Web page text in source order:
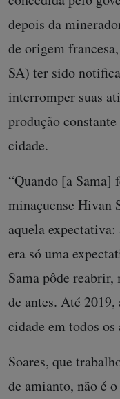
depois da
de origem
SA) ter sido
interromper suas
produção
cidade.
“Quando [a Sama]
minaçuense Hivan
aquela
era só uma
Sama pôde
de antes. Até
cidade em todos os
Soares, que
de amianto, não é